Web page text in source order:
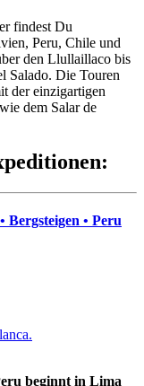
findest Du
Peru, Chile und
den Llullaillaco bis
Salado. Die Touren
der einzigartigen
dem Salar de
• Peru
beginnt in Lima